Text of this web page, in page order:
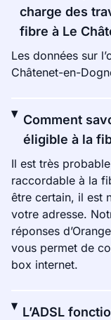
charge des
fibre à Le
Les données sur
Châtenet-en-
Comment
éligible à la
Il est très
raccordable à la
être certain, il est
votre adresse.
réponses
vous permet de
box internet.
L’ADSL